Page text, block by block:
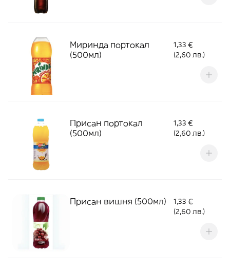
Миринда портокал
(500мл)
1,33 €
(2,60 лв.)
Присан портокал
(500мл)
1,33 €
(2,60 лв.)
Присан вишня (500мл)
1,33 €
(2,60 лв.)